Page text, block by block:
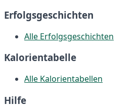
Erfolgsgeschichten
Alle Erfolgsgeschichten
Kalorientabelle
Alle Kalorientabellen
Hilfe